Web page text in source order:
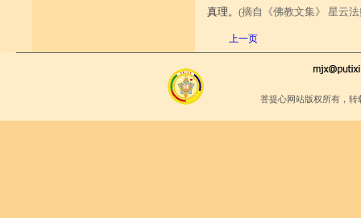
真理。 (摘自《佛教文集》 星云法
上一页
菩提心网站版权所有，